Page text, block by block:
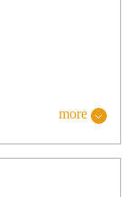
more